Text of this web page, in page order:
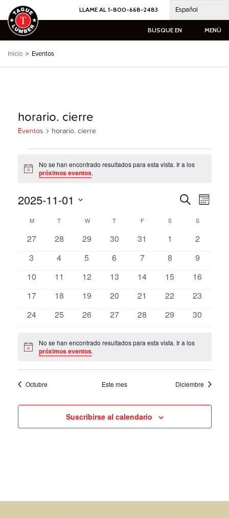
al
contenido
LLAME AL 1-800-668-2483 Español
BUSQUE EN MENÚ
Inicio > Eventos
horario. cierre
Eventos horario. cierre
Notice
No se han encontrado resultados para esta vista. Ir a los
próximos eventos.
Búsqueda
eventos
navegación
Buscar
por
Mes
2025-11-01
fecha.
Calendario
eventos
MLUNES T WMIÉRCOLES
T FVIERNES SSÁBADO SDOMINGO
0
27
0
28
0
29
0
30
0
31
0
1
0
2
0
3
0
4
0
5
0
6
0
7
0
8
0
9
0
10
0
11
0
12
0
13
0
14
0
15
0
16
0
17
0
18
0
19
0
20
0
21
0
22
0
23
0
24
0
25
0
26
0
27
0
28
0
29
0
30
Notice
No se han encontrado resultados para esta vista. Ir a los
próximos eventos.
Octubre Este mes Diciembre
Suscribirse al calendario